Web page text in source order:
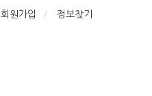
회원가입 정보찾기